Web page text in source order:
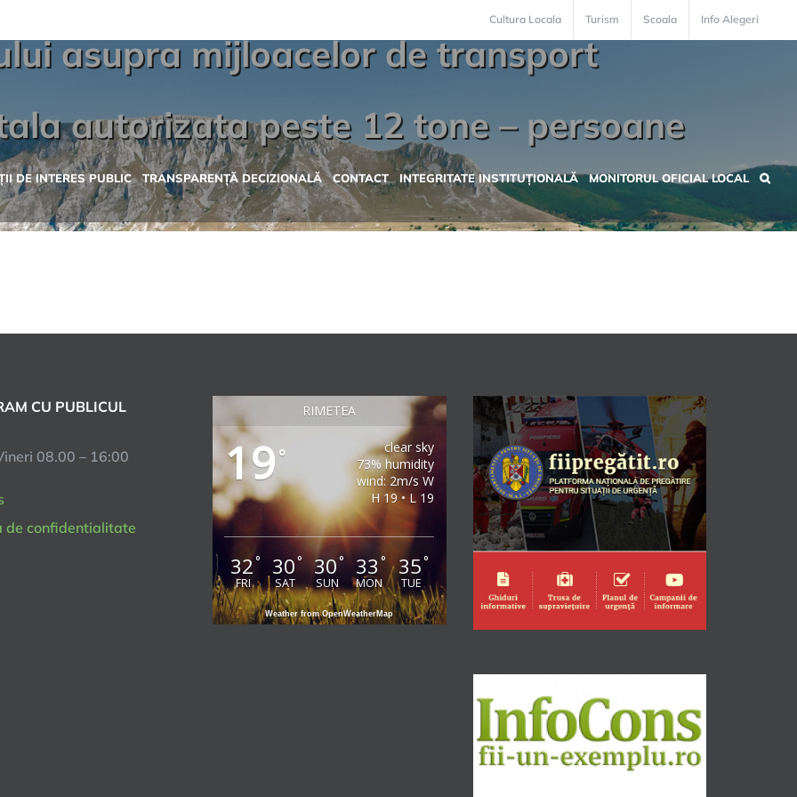
Cultura Locala Turism Scoala Info Alegeri
DE INTERES PUBLIC TRANSPARENȚĂ DECIZIONALĂ CONTACT INTEGRITATE INSTITUȚIONALĂ MONITORUL OFICIAL LOCAL
asupra mijloacelor de transport
autorizata peste 12 tone – persoane
CU PUBLICUL
08.00 – 16:00
de confidentialitate
RIMETEA
19°
clear sky
73% humidity
wind: 2m/s W
H 19 • L 19
32°
FRI
30°
SAT
30°
SUN
33 °
MON
35°
TUE
Weather from OpenWeatherMap